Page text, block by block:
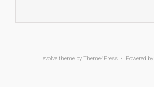
evolve theme by Theme4Press • Powered by